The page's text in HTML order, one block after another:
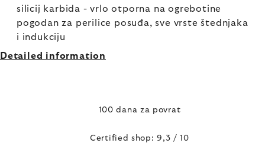
silicij karbida - vrlo otporna na ogrebotine
pogodan za perilice posuđa, sve vrste štednjaka
i indukciju
Detailed information
100 dana za povrat
Certified shop: 9,3 / 10